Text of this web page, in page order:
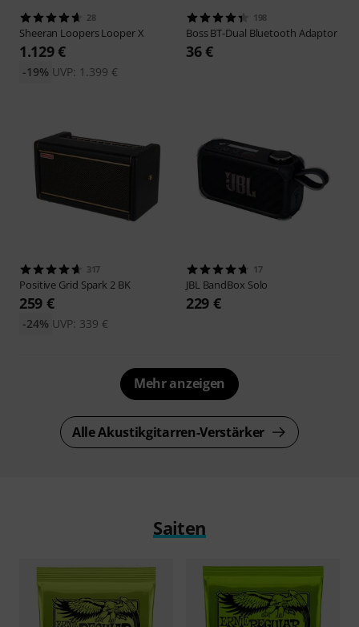
28
Sheeran LoopersLooper X
1.129 €
UVP: 1.399 €
-19%
198
BossBT-Dual Bluetooth Adaptor
36 €
317
Positive Grid Spark 2 BK
259 €
UVP: 339 €
-24%
17
JBL BandBox Solo
229 €
Mehr anzeigen
Alle Akustikgitarren-Verstärker
Saiten